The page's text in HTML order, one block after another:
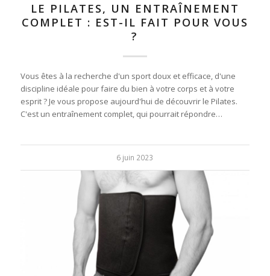
LE PILATES, UN ENTRAÎNEMENT
COMPLET : EST-IL FAIT POUR VOUS
?
Vous êtes à la recherche d'un sport doux et efficace, d'une
discipline idéale pour faire du bien à votre corps et à votre
esprit ? Je vous propose aujourd'hui de découvrir le Pilates.
C'est un entraînement complet, qui pourrait répondre…
6 juin 2023